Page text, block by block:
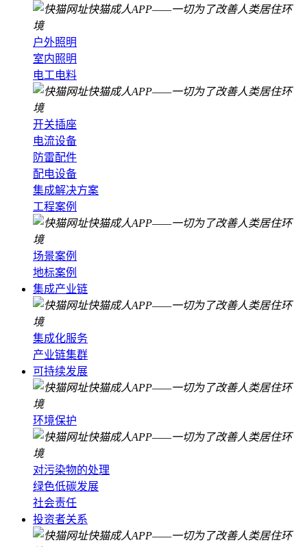
户外照明
室内照明
电工电料
开关插座
电流设备
防雷配件
配电设备
集成解决方案
工程案例
场景案例
地标案例
集成产业链
集成化服务
产业链集群
可持续发展
环境保护
对污染物的处理
绿色低碳发展
社会责任
投资者关系